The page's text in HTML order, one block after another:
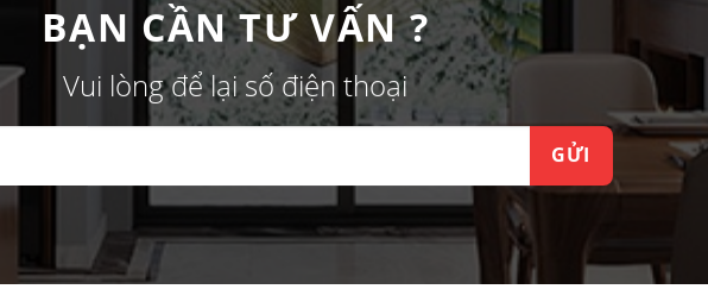
BẠN CẦN TƯ VẤN ?
Vui lòng để lại số điện thoại